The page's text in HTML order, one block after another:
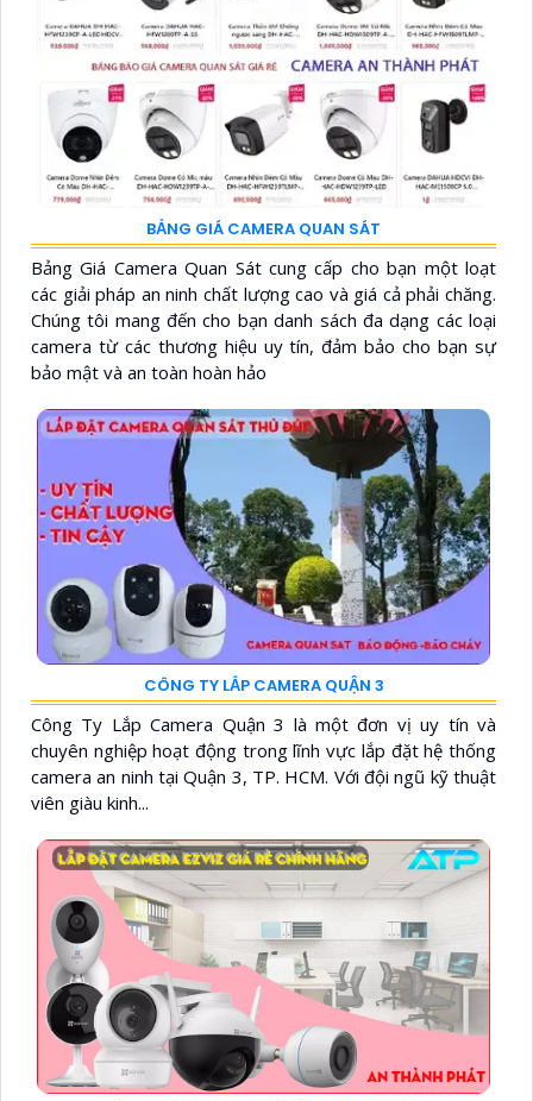
BẢNG GIÁ CAMERA QUAN SÁT
Bảng Giá Camera Quan Sát cung cấp cho bạn một loạt
các giải pháp an ninh chất lượng cao và giá cả phải chăng.
Chúng tôi mang đến cho bạn danh sách đa dạng các loại
camera từ các thương hiệu uy tín, đảm bảo cho bạn sự
bảo mật và an toàn hoàn hảo
CÔNG TY LẮP CAMERA QUẬN 3
Công Ty Lắp Camera Quận 3 là một đơn vị uy tín và
chuyên nghiệp hoạt động trong lĩnh vực lắp đặt hệ thống
camera an ninh tại Quận 3, TP. HCM. Với đội ngũ kỹ thuật
viên giàu kinh...